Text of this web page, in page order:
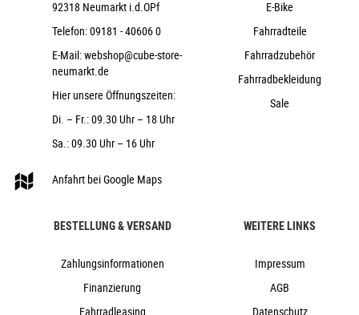
92318 Neumarkt i.d.OPf
Telefon:09181 - 40606 0
E-Mail:webshop@cube-store-
neumarkt.de
Hier unsere Öffnungszeiten:
Di. – Fr.: 09.30 Uhr – 18 Uhr
Sa.: 09.30 Uhr – 16 Uhr
Anfahrt bei Google Maps
E-Bike
Fahrradteile
Fahrradzubehör
Fahrradbekleidung
Sale
BESTELLUNG & VERSAND
Zahlungsinformationen
Finanzierung
Fahrradleasing
WEITERE LINKS
Impressum
AGB
Datenschutz